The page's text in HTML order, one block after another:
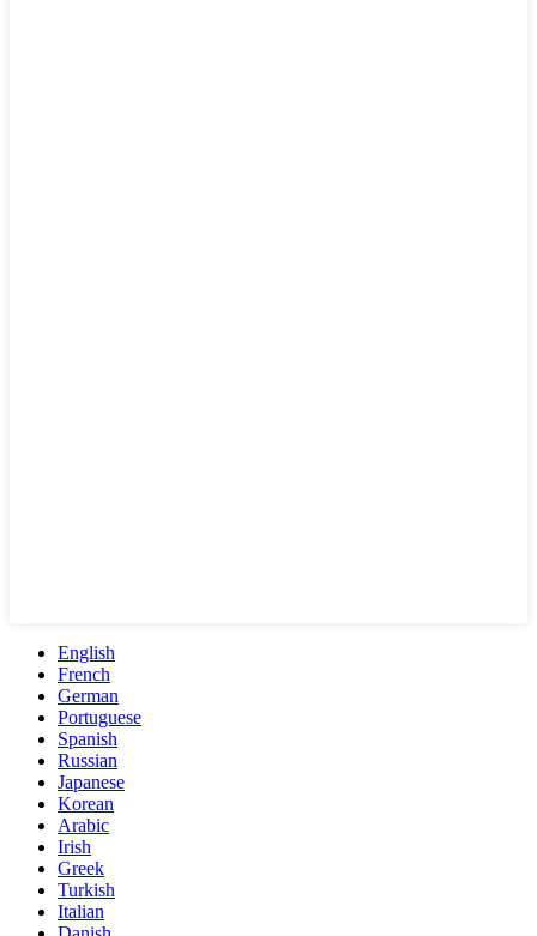
English
French
German
Portuguese
Spanish
Russian
Japanese
Korean
Arabic
Irish
Greek
Turkish
Italian